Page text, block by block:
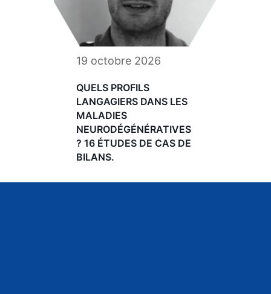
19 octobre 2026
QUELS PROFILS
LANGAGIERS DANS LES
MALADIES
NEURODÉGÉNÉRATIVES
? 16 ÉTUDES DE CAS DE
BILANS.